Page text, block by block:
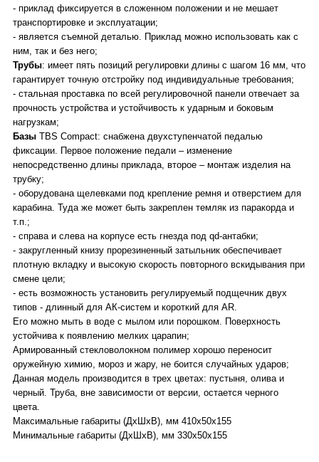
- приклад фиксируется в сложенном положении и не мешает
транспортировке и эксплуатации;
- является съемной деталью. Приклад можно использовать как с
ним, так и без него;
Трубы: имеет пять позиций регулировки длины с шагом 16 мм, что
гарантирует точную отстройку под индивидуальные требования;
- стальная проставка по всей регулировочной панели отвечает за
прочность устройства и устойчивость к ударным и боковым
нагрузкам;
Базы TBS Compact: снабжена двухступенчатой педалью
фиксации. Первое положение педали – изменение
непосредственно длины приклада, второе – монтаж изделия на
трубку;
- оборудована щелевками под крепление ремня и отверстием для
карабина. Туда же может быть закреплен темляк из паракорда и
т.п.;
- справа и слева на корпусе есть гнезда под qd-антабки;
- закругленный книзу прорезиненный затыльник обеспечивает
плотную вкладку и высокую скорость повторного вскидывания при
смене цели;
- есть возможность установить регулируемый подщечник двух
типов - длинный для АК-систем и короткий для AR.
Его можно мыть в воде с мылом или порошком. Поверхность
устойчива к появлению мелких царапин;
Армированный стекловолокном полимер хорошо переносит
оружейную химию, мороз и жару, не боится случайных ударов;
Данная модель производится в трех цветах: пустыня, олива и
черный. Труба, вне зависимости от версии, остается черного
цвета.
Максимальные габариты (ДхШхВ), мм 410х50х155
Минимальные габариты (ДхШхВ), мм 330х50х155